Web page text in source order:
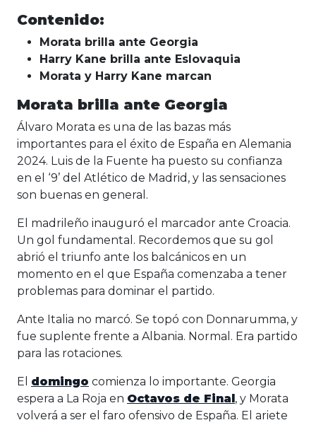
Contenido:
Morata brilla ante Georgia
Harry Kane brilla ante Eslovaquia
Morata y Harry Kane marcan
Morata brilla ante Georgia
Álvaro Morata es una de las bazas más
importantes para el éxito de España en Alemania
2024. Luis de la Fuente ha puesto su confianza
en el ‘9’ del Atlético de Madrid, y las sensaciones
son buenas en general.
El madrileño inauguró el marcador ante Croacia.
Un gol fundamental. Recordemos que su gol
abrió el triunfo ante los balcánicos en un
momento en el que España comenzaba a tener
problemas para dominar el partido.
Ante Italia no marcó. Se topó con Donnarumma, y
fue suplente frente a Albania. Normal. Era partido
para las rotaciones.
El domingo comienza lo importante. Georgia
espera a La Roja en Octavos de Final , y Morata
volverá a ser el faro ofensivo de España. El ariete